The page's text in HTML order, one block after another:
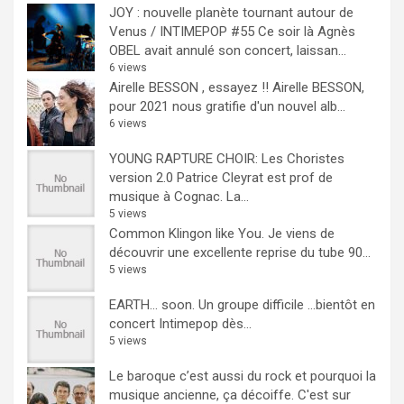
JOY : nouvelle planète tournant autour de
Venus / INTIMEPOP #55 Ce soir là Agnès
OBEL avait annulé son concert, laissan...
6 views
Airelle BESSON , essayez !! Airelle BESSON,
pour 2021 nous gratifie d'un nouvel alb...
6 views
YOUNG RAPTURE CHOIR: Les Choristes
version 2.0 Patrice Cleyrat est prof de
musique à Cognac. La...
5 views
Common Klingon like You. Je viens de
découvrir une excellente reprise du tube 90...
5 views
EARTH… soon. Un groupe difficile ...bientôt en
concert Intimepop dès...
5 views
Le baroque c’est aussi du rock et pourquoi la
musique ancienne, ça décoiffe. C'est sur